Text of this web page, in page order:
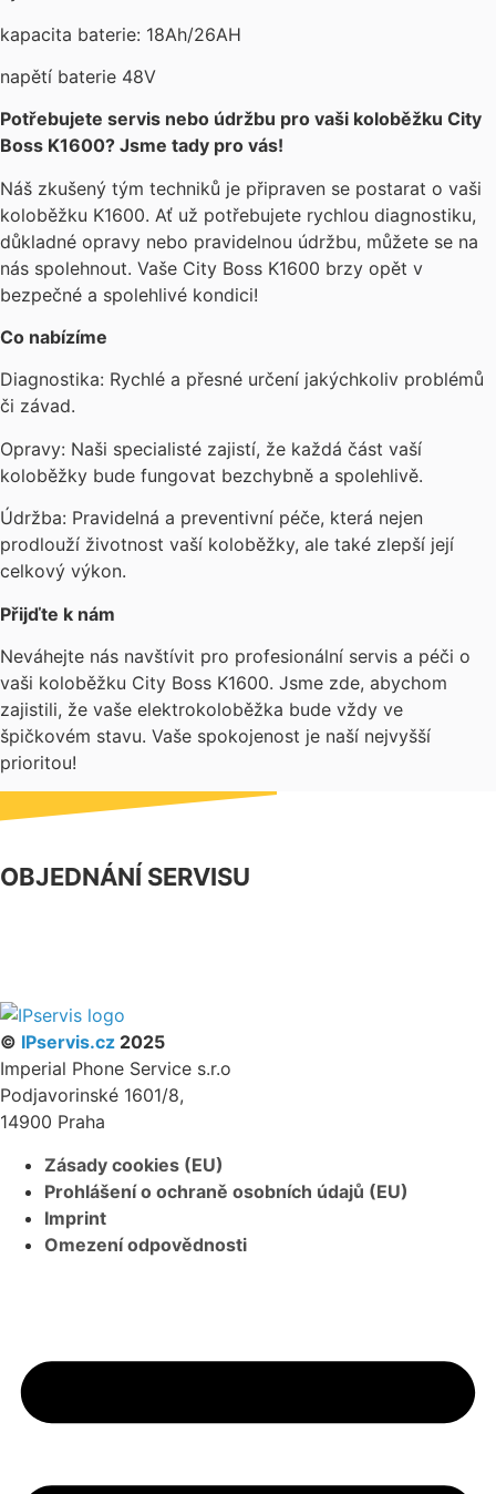
kapacita baterie: 18Ah/26AH
napětí baterie 48V
Potřebujete servis nebo údržbu pro vaši koloběžku City
Boss K1600? Jsme tady pro vás!
Náš zkušený tým techniků je připraven se postarat o vaši
koloběžku K1600. Ať už potřebujete rychlou diagnostiku,
důkladné opravy nebo pravidelnou údržbu, můžete se na
nás spolehnout. Vaše City Boss K1600 brzy opět v
bezpečné a spolehlivé kondici!
Co nabízíme
Diagnostika: Rychlé a přesné určení jakýchkoliv problémů
či závad.
Opravy: Naši specialisté zajistí, že každá část vaší
koloběžky bude fungovat bezchybně a spolehlivě.
Údržba: Pravidelná a preventivní péče, která nejen
prodlouží životnost vaší koloběžky, ale také zlepší její
celkový výkon.
Přijďte k nám
Neváhejte nás navštívit pro profesionální servis a péči o
vaši koloběžku City Boss K1600. Jsme zde, abychom
zajistili, že vaše elektrokoloběžka bude vždy ve
špičkovém stavu. Vaše spokojenost je naší nejvyšší
prioritou!
OBJEDNÁNÍ SERVISU
© IPservis.cz 2025
Imperial Phone Service s.r.o
Podjavorinské 1601/8,
14900 Praha
Zásady cookies (EU)
Prohlášení o ochraně osobních údajů (EU)
Imprint
Omezení odpovědnosti